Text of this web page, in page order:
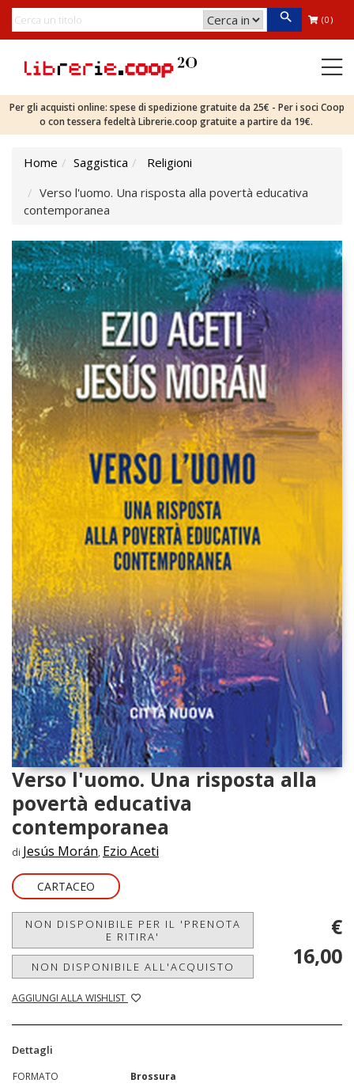
(0)
Per gli acquisti online: spese di spedizione gratuite da 25€ - Per i soci Coop
o con tessera fedeltà Librerie.coop gratuite a partire da 19€.
Home Saggistica
Religioni
Verso l'uomo. Una risposta alla povertà educativa
contemporanea
Verso l'uomo. Una risposta alla
povertà educativa
contemporanea
di Jesús Morán, Ezio Aceti
CARTACEO
NON DISPONIBILE PER IL 'PRENOTA
E RITIRA'
NON DISPONIBILE ALL'ACQUISTO
AGGIUNGI ALLA WISHLIST
€
16,00
Dettagli
FORMATO
Brossura